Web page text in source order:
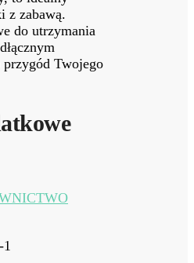
z zabawą.
do utrzymania
Twojego
1